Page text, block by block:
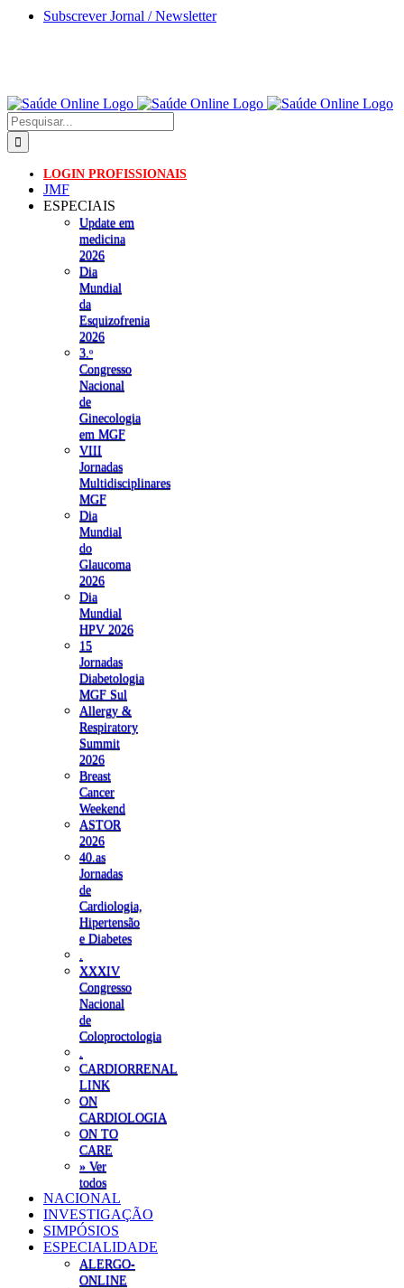
Skip
Subscrever Jornal / Newsletter
Pesquisar
LOGIN PROFISSIONAIS
JMF
ESPECIAIS
Update em
medicina
2026
Dia
Mundial
da
Esquizofrenia
2026
3.ᵒ
Congresso
Nacional
de
Ginecologia
em MGF
VIII
Jornadas
Multidisciplinares
MGF
Dia
Mundial
do
Glaucoma
2026
Dia
Mundial
HPV 2026
15
Jornadas
Diabetologia
MGF Sul
Allergy &
Respiratory
Summit
2026
Breast
Cancer
Weekend
ASTOR
2026
40.as
Jornadas
de
Cardiologia,
Hipertensão
e Diabetes
XXXIV
Congresso
Nacional
de
Coloproctologia
CARDIORRENAL
LINK
ON
CARDIOLOGIA
ON TO
CARE
» Ver
todos
NACIONAL
INVESTIGAÇÃO
SIMPÓSIOS
ESPECIALIDADE
ALERGO-
ONLINE